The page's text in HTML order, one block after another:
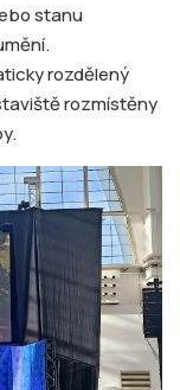
stanu
rozdělený
rozmístěny